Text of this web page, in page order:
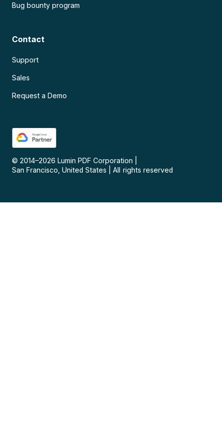
Bug bounty program
Contact
Support
Sales
Request a Demo
© 2014–2026 Lumin PDF Corporation
San Francisco, United States
All rights reserved